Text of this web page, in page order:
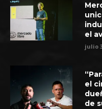
el
julio
el
de